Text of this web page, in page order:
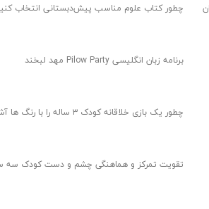
چطور کتاب علوم مناسب پیش‌دبستانی انتخاب
برنامه زبان انگلیسی Pilow Party مهد لبخند
چطور یک بازی خلاقانه کودک ۳ ساله را با رنگ ها آشنا کرد؟
تقویت تمرکز و هماهنگی چشم و دست کودک سه